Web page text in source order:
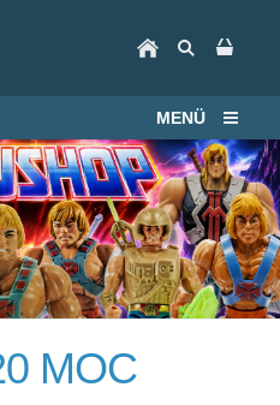
MENÜ
MOC